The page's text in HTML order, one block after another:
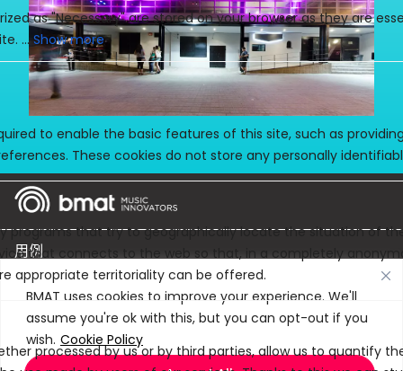
BMAT uses cookies to improve your experience. We'll
assume you're ok with this, but you can opt-out if you
wish. Cookie Policy
Show more
to enable the basic features of this site, such as
These cookies do not store any personally
programs that try to geographically locate the situation of
that connects to the web so that, in a completely
appropriate territoriality can be offered.
processed by us or by third parties, allow us to quantify
用例
產品
公司